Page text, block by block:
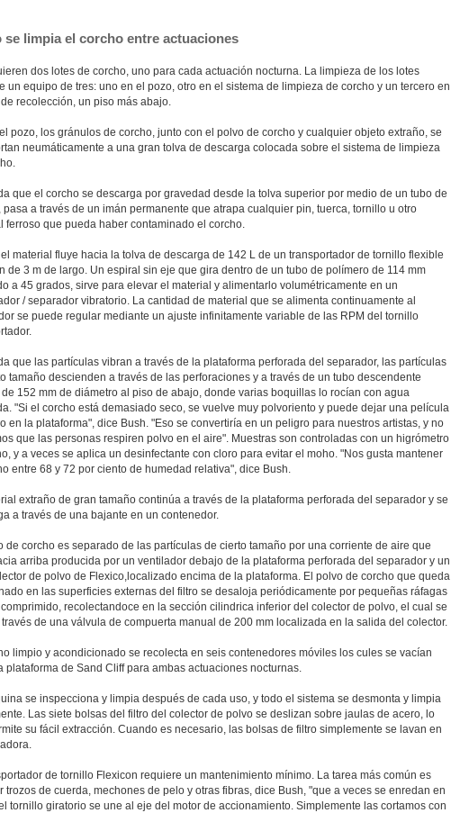
se limpia el corcho entre actuaciones
dos lotes de corcho, uno para cada actuación nocturna. La limpieza de los lotes
un equipo de tres: uno en el pozo, otro en el sistema de limpieza de corcho y un tercero en
recolección, un piso más abajo.
pozo, los gránulos de corcho, junto con el polvo de corcho y cualquier objeto extraño, se
neumáticamente a una gran tolva de descarga colocada sobre el sistema de limpieza
que el corcho se descarga por gravedad desde la tolva superior por medio de un tubo de
pasa a través de un imán permanente que atrapa cualquier pin, tuerca, tornillo u otro
ferroso que pueda haber contaminado el corcho.
material fluye hacia la tolva de descarga de 142 L de un transportador de tornillo flexible
de 3 m de largo. Un espiral sin eje que gira dentro de un tubo de polímero de 114 mm
a 45 grados, sirve para elevar el material y alimentarlo volumétricamente en un
/ separador vibratorio. La cantidad de material que se alimenta continuamente al
se puede regular mediante un ajuste infinitamente variable de las RPM del tornillo
que las partículas vibran a través de la plataforma perforada del separador, las partículas
tamaño descienden a través de las perforaciones y a través de un tubo descendente
152 mm de diámetro al piso de abajo, donde varias boquillas lo rocían con agua
"Si el corcho está demasiado seco, se vuelve muy polvoriento y puede dejar una película
en la plataforma", dice Bush. "Eso se convertiría en un peligro para nuestros artistas, y no
que las personas respiren polvo en el aire". Muestras son controladas con un higrómetro
y a veces se aplica un desinfectante con cloro para evitar el moho. "Nos gusta mantener
entre 68 y 72 por ciento de humedad relativa", dice Bush.
extraño de gran tamaño continúa a través de la plataforma perforada del separador y se
a través de una bajante en un contenedor.
de corcho es separado de las partículas de cierto tamaño por una corriente de aire que
arriba producida por un ventilador debajo de la plataforma perforada del separador y un
de polvo de Flexico,localizado encima de la plataforma. El polvo de corcho que queda
en las superficies externas del filtro se desaloja periódicamente por pequeñas ráfagas
recolectandoce en la sección cilindrica inferior del colector de polvo, el cual se
de una válvula de compuerta manual de 200 mm localizada en la salida del colector.
limpio y acondicionado se recolecta en seis contenedores móviles los cules se vacían
plataforma de Sand Cliff para ambas actuaciones nocturnas.
se inspecciona y limpia después de cada uso, y todo el sistema se desmonta y limpia
Las siete bolsas del filtro del colector de polvo se deslizan sobre jaulas de acero, lo
su fácil extracción. Cuando es necesario, las bolsas de filtro simplemente se lavan en
de tornillo Flexicon requiere un mantenimiento mínimo. La tarea más común es
trozos de cuerda, mechones de pelo y otras fibras, dice Bush, "que a veces se enredan en
tornillo giratorio se une al eje del motor de accionamiento. Simplemente las cortamos con